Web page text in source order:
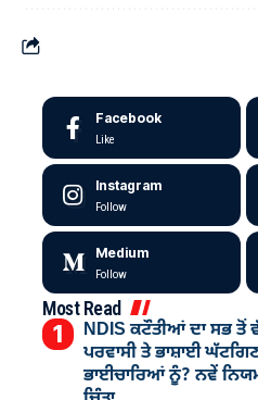
Facebook
Like
Instagram
Follow
Medium
Follow
Most Read
NDIS ਕਟੌਤੀਆਂ ਦਾ ਸਭ ਤੋਂ
ਪਰਵਾਸੀ ਤੇ ਭਾਸ਼ਾਈ
ਭਾਈਚਾਰਿਆਂ ਨੂੰ? ਨਵੇਂ